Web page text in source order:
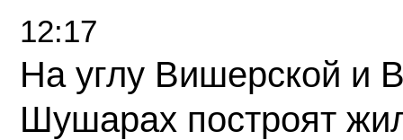
12:17
На углу Вишерской и
Шушарах построят